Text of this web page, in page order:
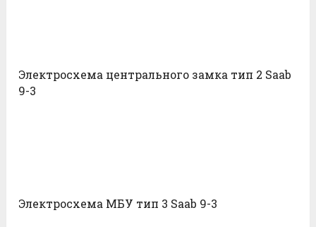
Электросхема центрального замка тип 2 Saab
9-3
Электросхема МБУ тип 3 Saab 9-3